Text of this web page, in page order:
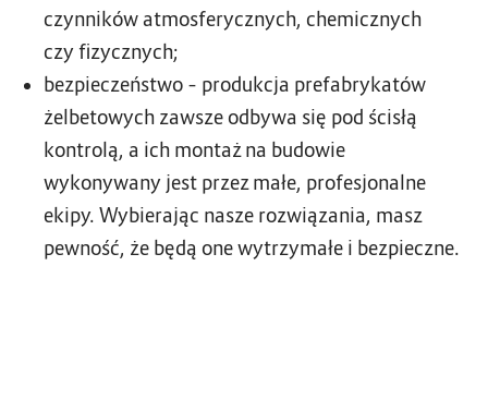
czynników atmosferycznych, chemicznych
czy fizycznych;
bezpieczeństwo – produkcja prefabrykatów
żelbetowych zawsze odbywa się pod ścisłą
kontrolą, a ich montaż na budowie
wykonywany jest przez małe, profesjonalne
ekipy. Wybierając nasze rozwiązania, masz
pewność, że będą one wytrzymałe i bezpieczne.